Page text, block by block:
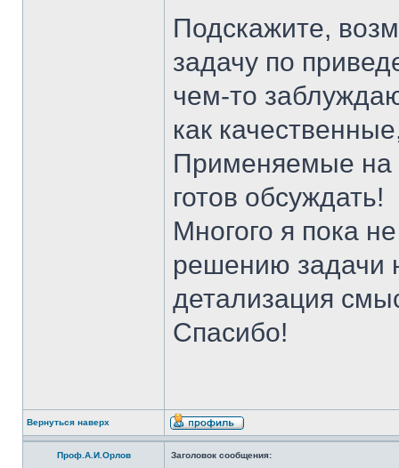
Подскажите,
задачу по
чем-то
как
Применяемые на
готов обсуждать!
Многого я пока
решению задачи
детализация
Спасибо!
Вернуться наверх
Проф.А.И.Орлов Заголовок сообщения: